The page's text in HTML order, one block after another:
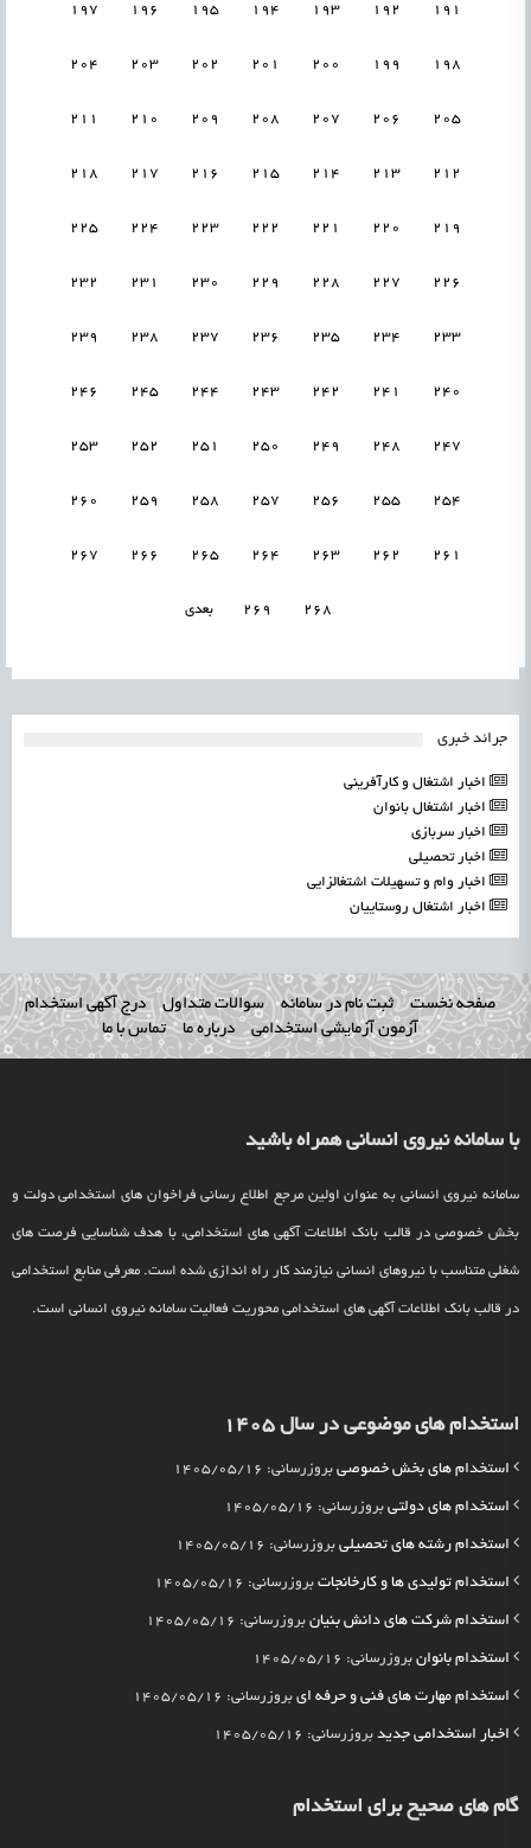
191
192
193
194
195
196
197
198
199
200
201
202
203
204
205
206
207
208
209
210
211
212
213
214
215
216
217
218
219
220
221
222
223
224
225
226
227
228
229
230
231
232
233
234
235
236
237
238
239
240
241
242
243
244
245
246
247
248
249
250
251
252
253
254
255
256
257
258
259
260
261
262
263
264
265
266
267
268
269 بعدی
جرائد خبری
اخبار اشتغال و کارآفرینی
اخبار اشتغال بانوان
اخبار سربازی
اخبار تحصیلی
اخبار وام و تسهیلات اشتغالزایی
اخبار اشتغال روستاییان
صفحه نخست ثبت نام در سامانه سوالات متداول
درج آگهی استخدام
آزمون آزمایشی استخدامی
درباره ما تماس با ما
با سامانه نیروی انسانی همراه باشید
سامانه نیروی انسانی به عنوان اولین مرجع اطلاع رسانی فراخوان های استخدامی دولت و
بخش خصوصی در قالب بانک اطلاعات آگهی های استخدامی، با هدف شناسایی فرصت های
شغلی متناسب با نیروهای انسانی نیازمند کار راه اندازی شده است. معرفی منابع استخدامی
در قالب بانک اطلاعات آگهی های استخدامی محوریت فعالیت سامانه نیروی انسانی است.
استخدام های موضوعی در سال 1405
استخدام های بخش خصوصی بروزرسانی: 1405/05/16
استخدام های دولتی بروزرسانی: 1405/05/16
استخدام رشته های تحصیلی بروزرسانی: 1405/05/16
استخدام تولیدی ها و کارخانجات بروزرسانی: 1405/05/16
استخدام شرکت های دانش بنیان بروزرسانی: 1405/05/16
استخدام بانوان بروزرسانی: 1405/05/16
استخدام مهارت های فنی و حرفه ای بروزرسانی: 1405/05/16
اخبار استخدامی جدید بروزرسانی: 1405/05/16
گام های صحیح برای استخدام